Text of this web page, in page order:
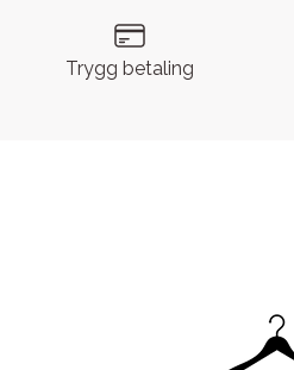
Trygg betaling